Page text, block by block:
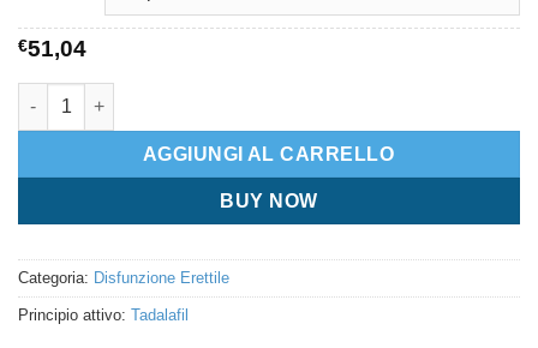
€51,04
Vidalista Black quantità
AGGIUNGI AL CARRELLO
BUY NOW
Categoria: Disfunzione Erettile
Principio attivo: Tadalafil